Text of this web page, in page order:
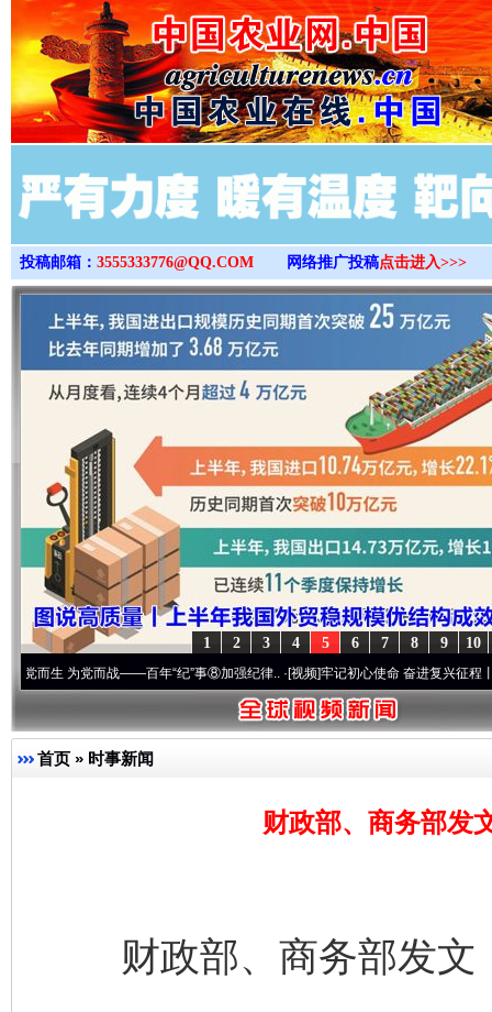
>
投稿邮箱： 3555333776@QQ.COM 网络推广投稿点击进入>>>
10
9
8
7
6
5
4
3
2
1
党而战——百年“纪”事⑧加强纪律..·[视频]牢记初心使命 奋进复兴征程丨“转折之城”
首页 » 时事新闻
财政部、商务部发
财政部、商务部发文